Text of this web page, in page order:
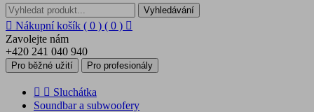
Vyhledávání
 Nákupní košík ( 0 ) ( 0 ) 
Zavolejte nám
+420 241 040 940
Pro běžné užití Pro profesionály
  Sluchátka
Soundbar a subwoofery